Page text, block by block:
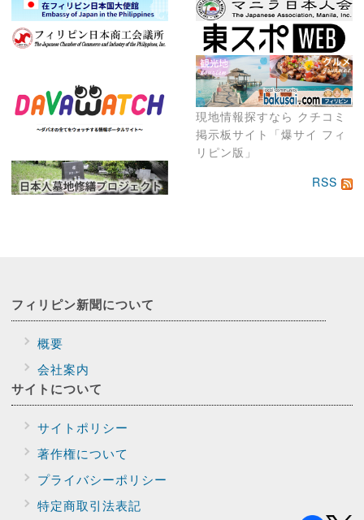
現地情報探すなら クチコミ
掲示板サイト「爆サイ フィ
リピン版」
RSS
フィリピン新聞について
概要
会社案内
サイトについて
サイトポリシー
著作権について
プライバシーポリシー
特定商取引法表記